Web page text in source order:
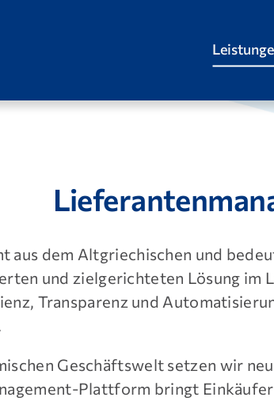
aus dem Altgriechischen und
und zielgerichteten Lösung
Transparenz und
Geschäftswelt setzen wir
Plattform bringt